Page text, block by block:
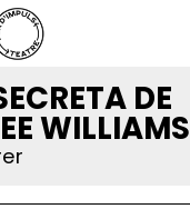
DE
WILLIAMS